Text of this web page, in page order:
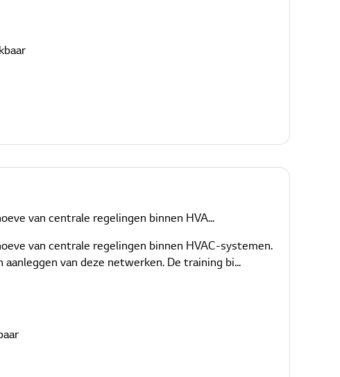
van centrale regelingen binnen HVA...
van centrale regelingen binnen HVAC-systemen.
van deze netwerken. De training bi...